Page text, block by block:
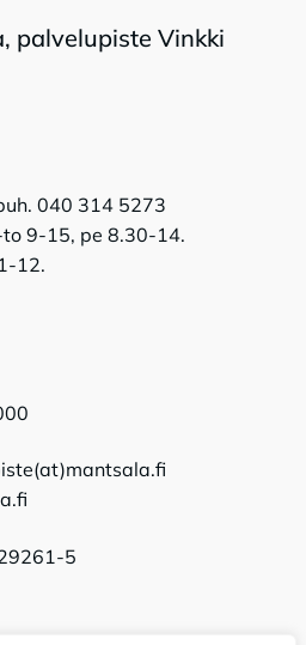
pal­ve­lu­pis­te Vink­ki
040 314 5273
9-15, pe 8.30-14.
12.
5